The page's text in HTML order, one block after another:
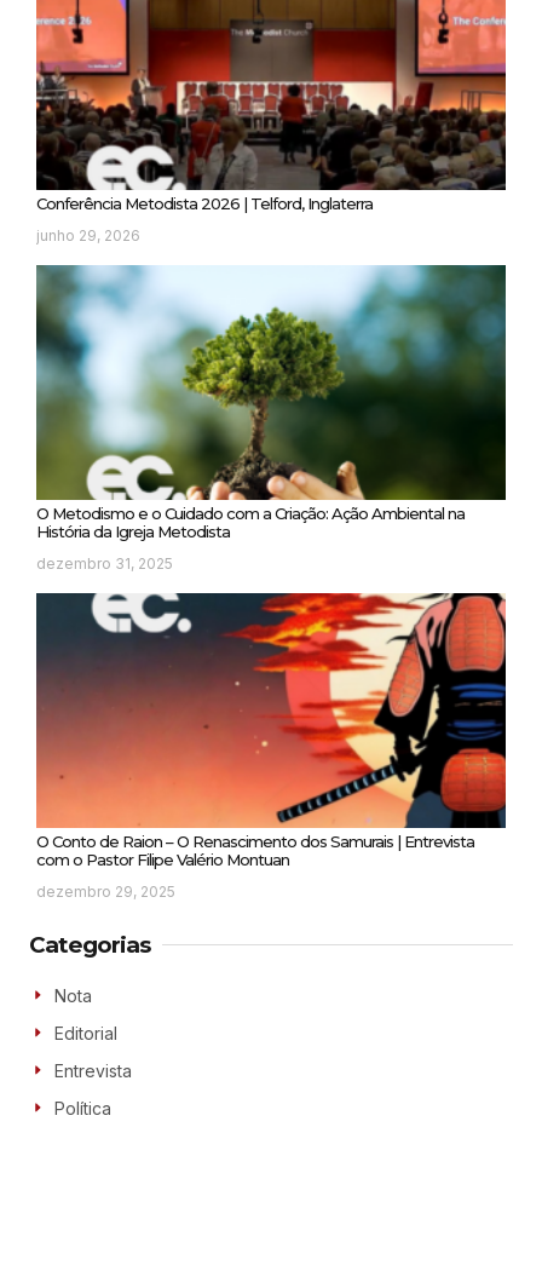
Conferência Metodista 2026 | Telford, Inglaterra
junho 29, 2026
O Metodismo e o Cuidado com a Criação: Ação Ambiental na
História da Igreja Metodista
dezembro 31, 2025
O Conto de Raion – O Renascimento dos Samurais | Entrevista
com o Pastor Filipe Valério Montuan
dezembro 29, 2025
Categorias
Nota
Editorial
Entrevista
Política